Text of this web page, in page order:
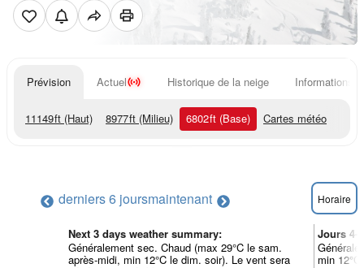
Prévision Actuel Historique de la neige Informations
11149ft (Haut) 8977ft (Milieu) 6802ft (Base) Cartes météo
derniers 6 joursmaintenant Horaire
Next 3 days weather summary:
Généralement sec. Chaud (max 29°C le sam.
après-midi, min 12°C le dim. soir). Le vent sera
Jours 4-
min